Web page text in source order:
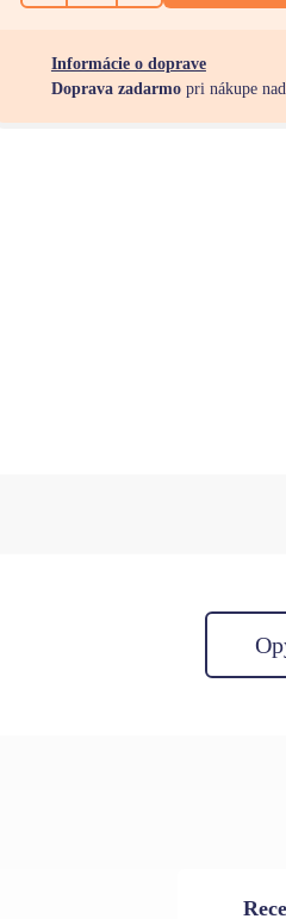
Informácie o doprave
Doprava zadarmopri nákupe